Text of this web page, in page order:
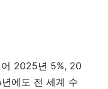
2025년 5%, 20
에도 전 세계 수